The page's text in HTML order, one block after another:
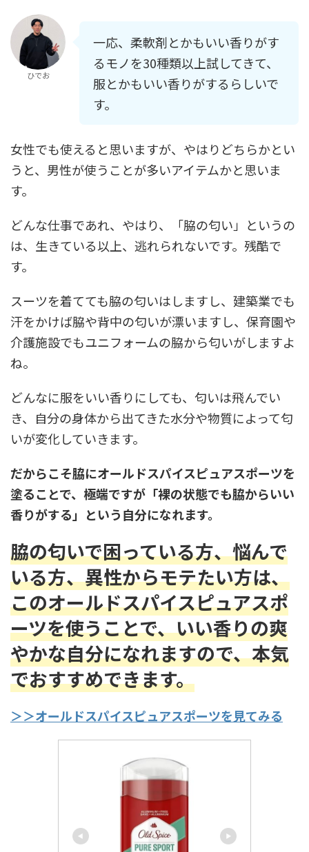
ひでお
一応、柔軟剤とかもいい香りがす
るモノを30種類以上試してきて、
服とかもいい香りがするらしいで
す。
女性でも使えると思いますが、やはりどちらかとい
うと、男性が使うことが多いアイテムかと思いま
す。
どんな仕事であれ、やはり、「脇の匂い」というの
は、生きている以上、逃れられないです。残酷で
す。
スーツを着てても脇の匂いはしますし、建築業でも
汗をかけば脇や背中の匂いが漂いますし、保育園や
介護施設でもユニフォームの脇から匂いがしますよ
ね。
どんなに服をいい香りにしても、匂いは飛んでい
き、自分の身体から出てきた水分や物質によって匂
いが変化していきます。
だからこそ脇にオールドスパイスピュアスポーツを
塗ることで、極端ですが「裸の状態でも脇からいい
香りがする」という自分になれます。
脇の匂いで困っている方、悩んで
いる方、異性からモテたい方は、
このオールドスパイスピュアスポ
ーツを使うことで、いい香りの爽
やかな自分になれますので、本気
でおすすめできます。
＞＞オールドスパイスピュアスポーツを見てみる